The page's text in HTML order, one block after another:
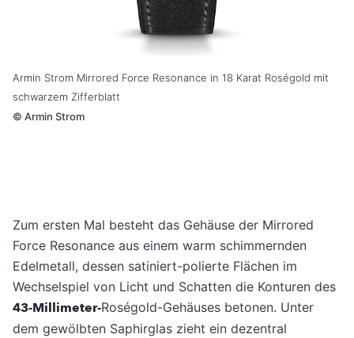
Armin Strom Mirrored Force Resonance in 18 Karat Roségold mit
schwarzem Zifferblatt
© Armin Strom
Zum ersten Mal besteht das Gehäuse der Mirrored
Force Resonance aus einem warm schimmernden
Edelmetall, dessen satiniert-polierte Flächen im
Wechselspiel von Licht und Schatten die Konturen des
43-Millimeter-Roségold-Gehäuses betonen. Unter
dem gewölbten Saphirglas zieht ein dezentral